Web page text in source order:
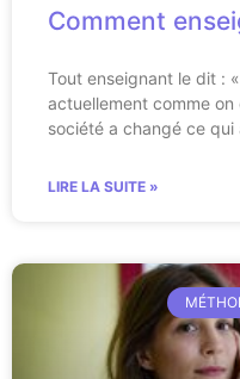
Comment
Tout enseignant le dit :
actuellement comme
société a changé ce
LIRE LA SUITE »